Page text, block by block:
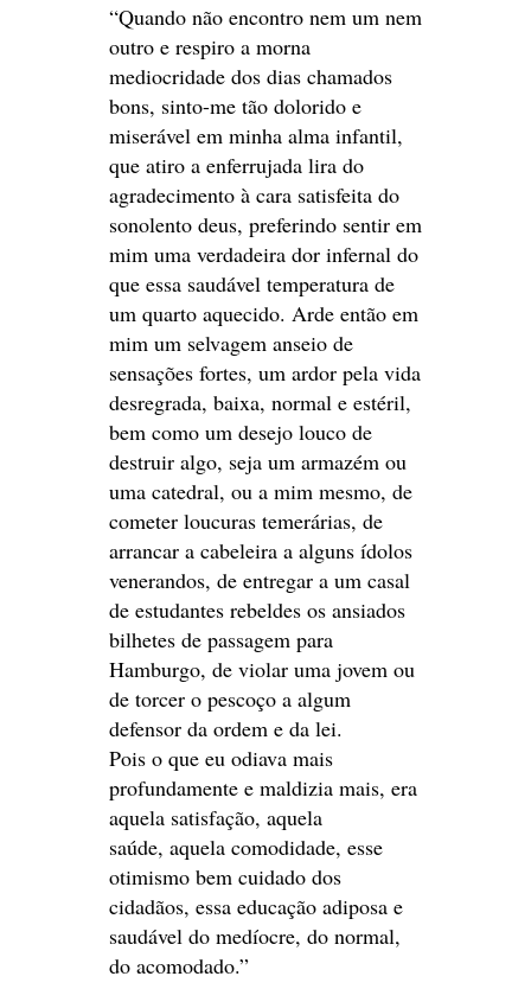
“Quando não encontro nem um nem
outro e respiro a morna
mediocridade dos dias chamados
bons, sinto-me tão dolorido e
miserável em minha alma infantil,
que atiro a enferrujada lira do
agradecimento à cara satisfeita do
sonolento deus, preferindo sentir em
mim uma verdadeira dor infernal do
que essa saudável temperatura de
um quarto aquecido. Arde então em
mim um selvagem anseio de
sensações fortes, um ardor pela vida
desregrada, baixa, normal e estéril,
bem como um desejo louco de
destruir algo, seja um armazém ou
uma catedral, ou a mim mesmo, de
cometer loucuras temerárias, de
arrancar a cabeleira a alguns ídolos
venerandos, de entregar a um casal
de estudantes rebeldes os ansiados
bilhetes de passagem para
Hamburgo, de violar uma jovem ou
de torcer o pescoço a algum
defensor da ordem e da lei.
Pois o que eu odiava mais
profundamente e maldizia mais, era
aquela satisfação, aquela
saúde, aquela comodidade, esse
otimismo bem cuidado dos
cidadãos, essa educação adiposa e
saudável do medíocre, do normal,
do acomodado.”